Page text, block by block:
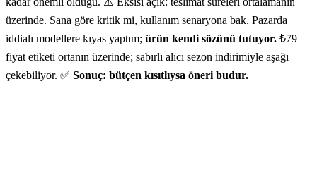
üzerinde. Sana göre kritik mi, kullanım senaryona bak. Pazarda
iddialı modellere kıyas yaptım; ürün kendi sözünü tutuyor. ₺79
fiyat etiketi ortanın üzerinde; sabırlı alıcı sezon indirimiyle aşağı
çekebiliyor. ✅ Sonuç: bütçen kısıtlıysa öneri budur.